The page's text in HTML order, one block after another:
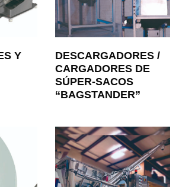
Y
DESCARGADORES /
CARGADORES DE
SÚPER-SACOS
“BAGSTANDER”